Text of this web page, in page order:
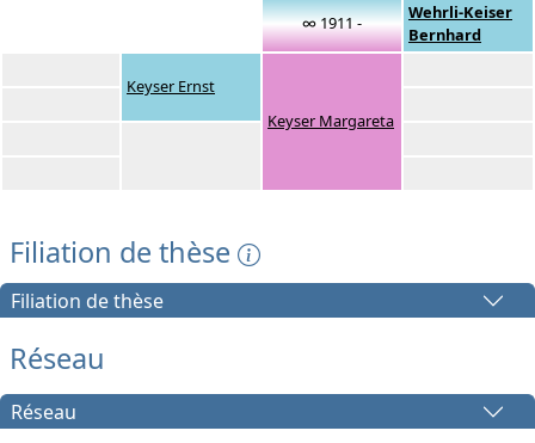
∞ 1911 -
Wehrli-Keiser
Bernhard
Keyser Ernst
Keyser Margareta
Filiation de thèse
Filiation de thèse
Réseau
Réseau